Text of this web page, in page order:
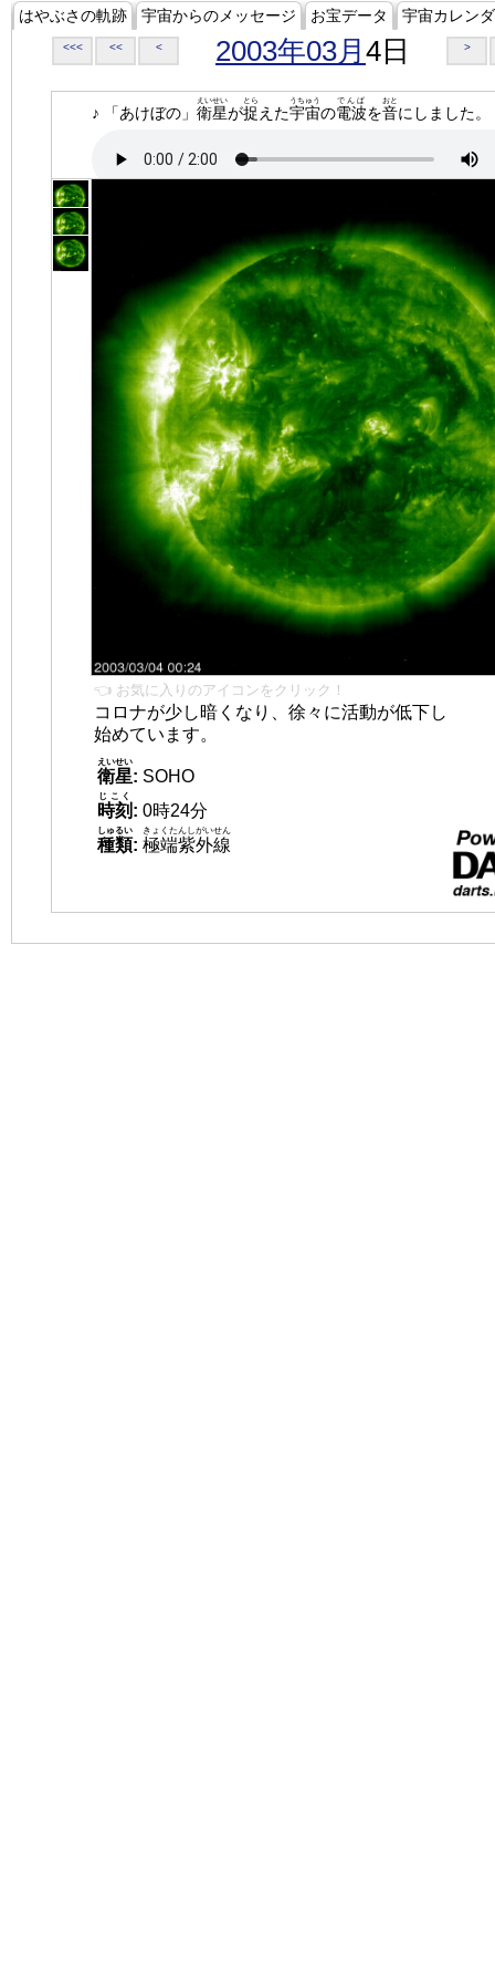
はやぶさの軌跡 宇宙からのメッセージ お宝データ 宇宙カレン
<<< << < 2003年03月 4日 >
♪ 「あけぼの」 衛星
えいせい
が捉
とら
えた宇宙
うちゅう
の電波
でんぱ
を音
おと
にしました。
👈 お気に入りのアイコンをクリック！
コロナが少し暗くなり、徐々に活動が低下し
始めています。
衛星
えいせい
: SOHO
時刻
じこく
: 0時24分
種類
しゅるい
: 極端紫外線
きょくたんしがいせん